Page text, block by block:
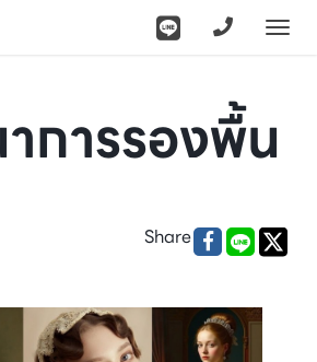
การรองพื้น
Share